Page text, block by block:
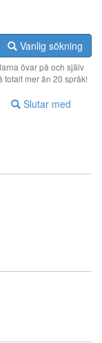
Vanlig sökning
övar på och själv
totalt mer än 20 språk!
Slutar med